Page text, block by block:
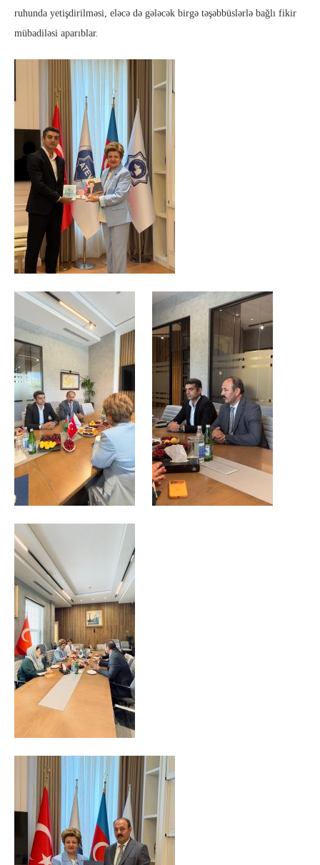
ruhunda yetişdirilməsi, eləcə də gələcək birgə təşəbbüslərlə bağlı fikir
mübadiləsi aparıblar.